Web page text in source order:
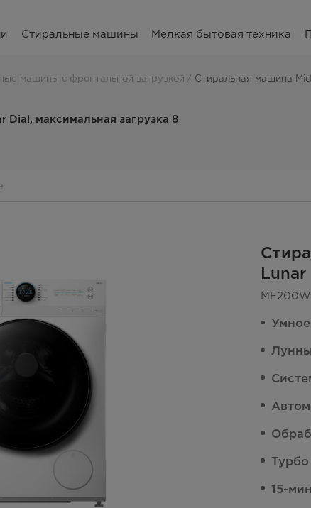
Стиральные машины Мелкая бытовая техника
машины с фронтальной загрузкой Стиральная машина
максимальная загрузка 8
Lunar
Турбо
15-